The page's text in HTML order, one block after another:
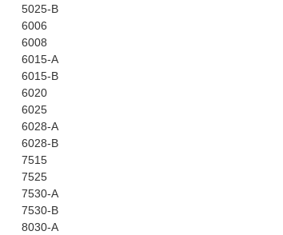
5025-B
6006
6008
6015-A
6015-B
6020
6025
6028-A
6028-B
7515
7525
7530-A
7530-B
8030-A